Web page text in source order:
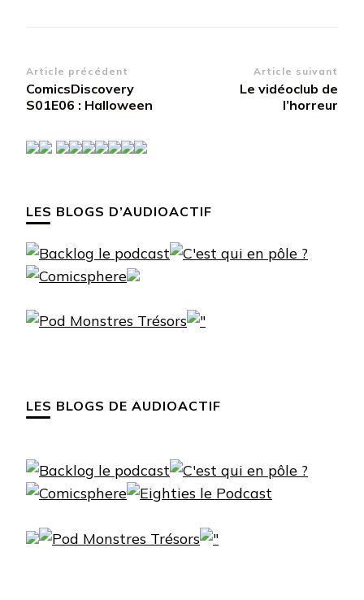
Navigation
d’article
Article précédent
ComicsDiscovery
S01E06 : Halloween
Article suivant
Le vidéoclub de
l’horreur
LES BLOGS D’AUDIOACTIF
LES BLOGS DE AUDIOACTIF